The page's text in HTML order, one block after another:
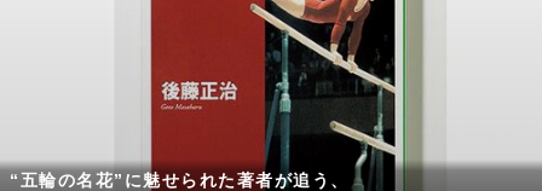
“五輪の名花”に魅せられた著者が追う、